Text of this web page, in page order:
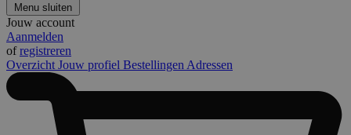
Menu sluiten
Jouw account
Aanmelden
ofregistreren
Overzicht Jouw profiel Bestellingen Adressen